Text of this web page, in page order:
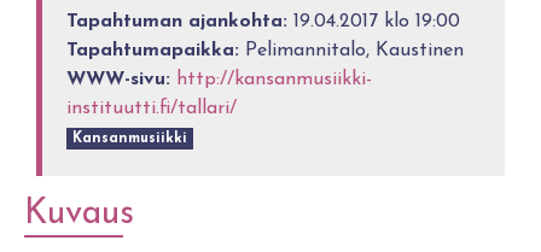
Tapahtuman ajankohta: 19.04.2017 klo 19:00
Tapahtumapaikka: Pelimannitalo, Kaustinen
WWW-sivu: http://kansanmusiikki-
instituutti.fi/tallari/
Kansanmusiikki
Kuvaus